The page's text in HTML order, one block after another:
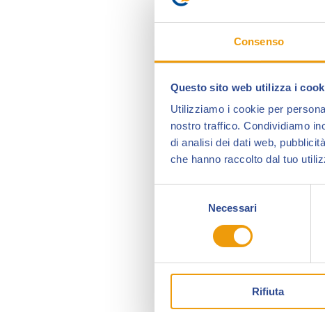
Consenso
Questo sito web utilizza i
Utilizziamo i cookie per
nostro traffico. Condividiamo
di analisi dei dati web,
che hanno raccolto dal tuo
Necessari
Rifiuta